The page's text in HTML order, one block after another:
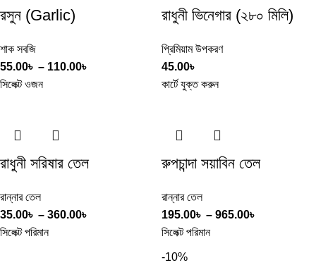
রসুন (Garlic)
শাক সবজি
55.00৳ – 110.00৳
সিলেক্ট ওজন
রাধুনী ভিনেগার (২৮০ মিলি)
প্রিমিয়াম উপকরণ
45.00৳
কার্টে যুক্ত করুন
রাধুনী সরিষার তেল
রান্নার তেল
35.00৳ – 360.00৳
সিলেক্ট পরিমান
রুপচান্দা সয়াবিন তেল
রান্নার তেল
195.00৳ – 965.00৳
সিলেক্ট পরিমান
-10%